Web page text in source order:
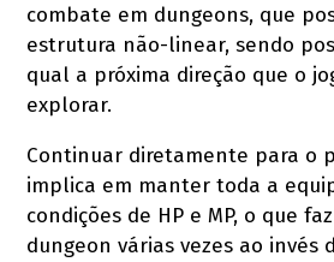
combate em dungeons, que
estrutura não-linear, sendo
qual a próxima direção que o
explorar.
Continuar diretamente para o
implica em manter toda a
condições de HP e MP, o que
dungeon várias vezes ao invés